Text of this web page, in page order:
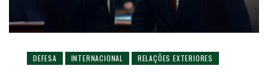
DEFESA INTERNACIONAL RELAÇÕES EXTERIORES